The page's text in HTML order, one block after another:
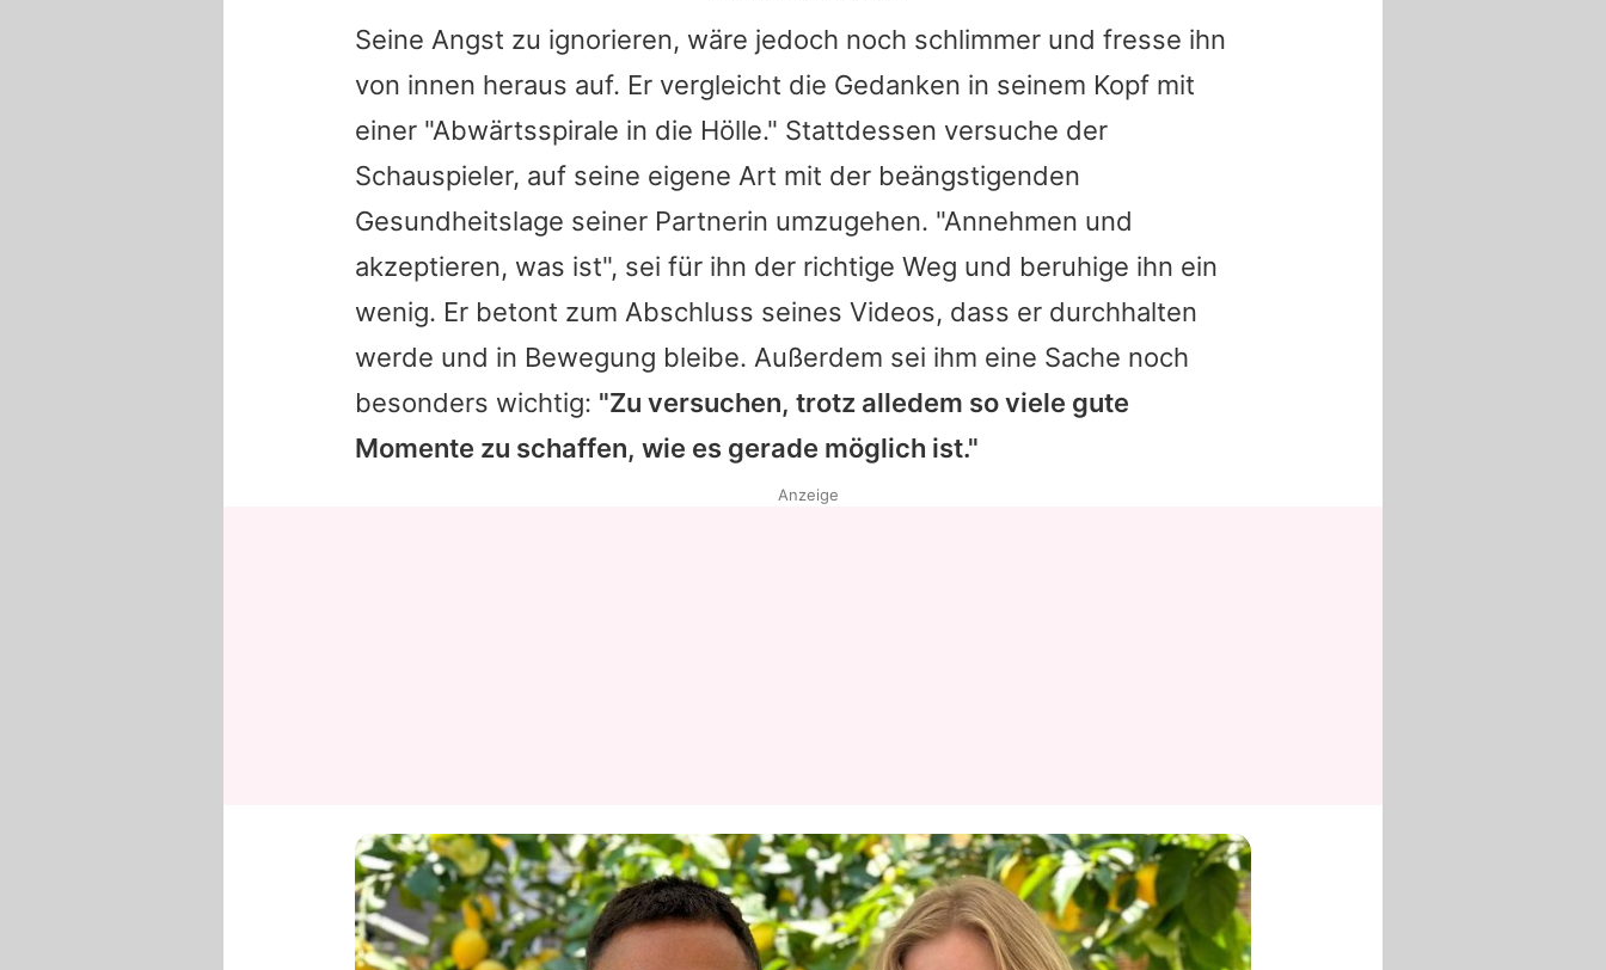
Seine Angst zu ignorieren, wäre jedoch noch schlimmer und fresse ihn
von innen heraus auf. Er vergleicht die Gedanken in seinem Kopf mit
einer "Abwärtsspirale in die Hölle." Stattdessen versuche der
Schauspieler, auf seine eigene Art mit der beängstigenden
Gesundheitslage seiner Partnerin umzugehen. "Annehmen und
akzeptieren, was ist", sei für ihn der richtige Weg und beruhige ihn ein
wenig. Er betont zum Abschluss seines Videos, dass er durchhalten
werde und in Bewegung bleibe. Außerdem sei ihm eine Sache noch
besonders wichtig: "Zu versuchen, trotz alledem so viele gute
Momente zu schaffen, wie es gerade möglich ist."
Anzeige